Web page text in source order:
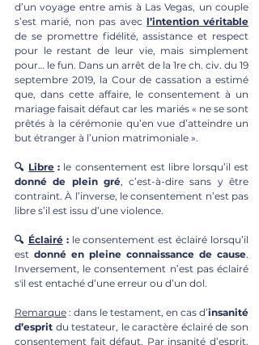
d’un voyage entre amis à Las Vegas, un couple
s’est marié, non pas avec l’intention véritable
de se promettre fidélité, assistance et respect
pour le restant de leur vie, mais simplement
pour… le fun. Dans un arrêt de la 1re ch. civ. du 19
septembre 2019, la Cour de cassation a estimé
que, dans cette affaire, le consentement à un
mariage faisait défaut car les mariés « ne se sont
prêtés à la cérémonie qu’en vue d’atteindre un
but étranger à l’union matrimoniale ».
🔍 Libre :
donné de plein gré, c’est-à-dire sans y être
contraint. À l’inverse, le consentement n’est pas
libre s’il est issu d’une violence.
🔍 Éclairé : le consentement est éclairé lorsqu’il
est donné en pleine connaissance de cause.
Inversement, le consentement n’est pas éclairé
s'il est entaché d’une erreur ou d’un dol.
Remarque : dans le testament, en cas d’insanité
d’esprit du testateur, le caractère éclairé de son
consentement fait défaut. Par insanité d’esprit,